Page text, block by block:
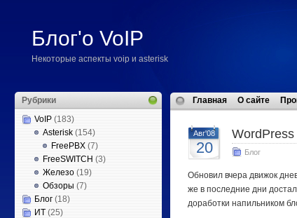
Блог'о VoIP
Некоторые аспекты voip и asterisk
Рубрики
VoIP (183)
Asterisk (154)
FreePBX (7)
FreeSWITCH (3)
Железо (19)
Обзоры (7)
Блог (18)
ИТ (25)
Главная О сайте
Авг'08
20
WordPress
Блог
Обновил вчера движок
же в последние дни
доработки напильником